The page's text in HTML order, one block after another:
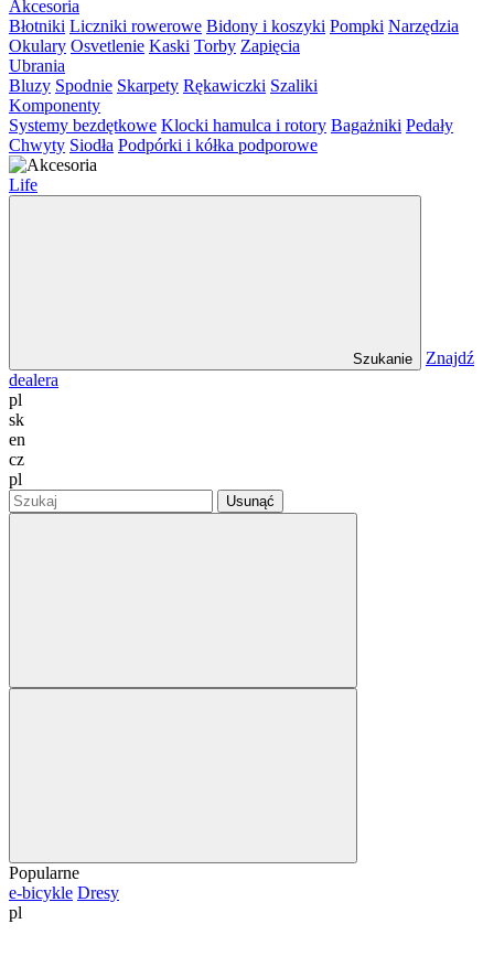
Akcesoria
Błotniki Liczniki rowerowe Bidony i koszyki Pompki Narzędzia
Okulary Osvetlenie Kaski Torby Zapięcia
Ubrania
Bluzy Spodnie Skarpety Rękawiczki Szaliki
Komponenty
Systemy bezdętkowe Klocki hamulca i rotory Bagażniki Pedały
Chwyty Siodła Podpórki i kółka podporowe
Life
Szukanie
Znajdź
dealera
pl
sk
en
cz
pl
Usunąć
Popularne
e-bicykle Dresy
pl